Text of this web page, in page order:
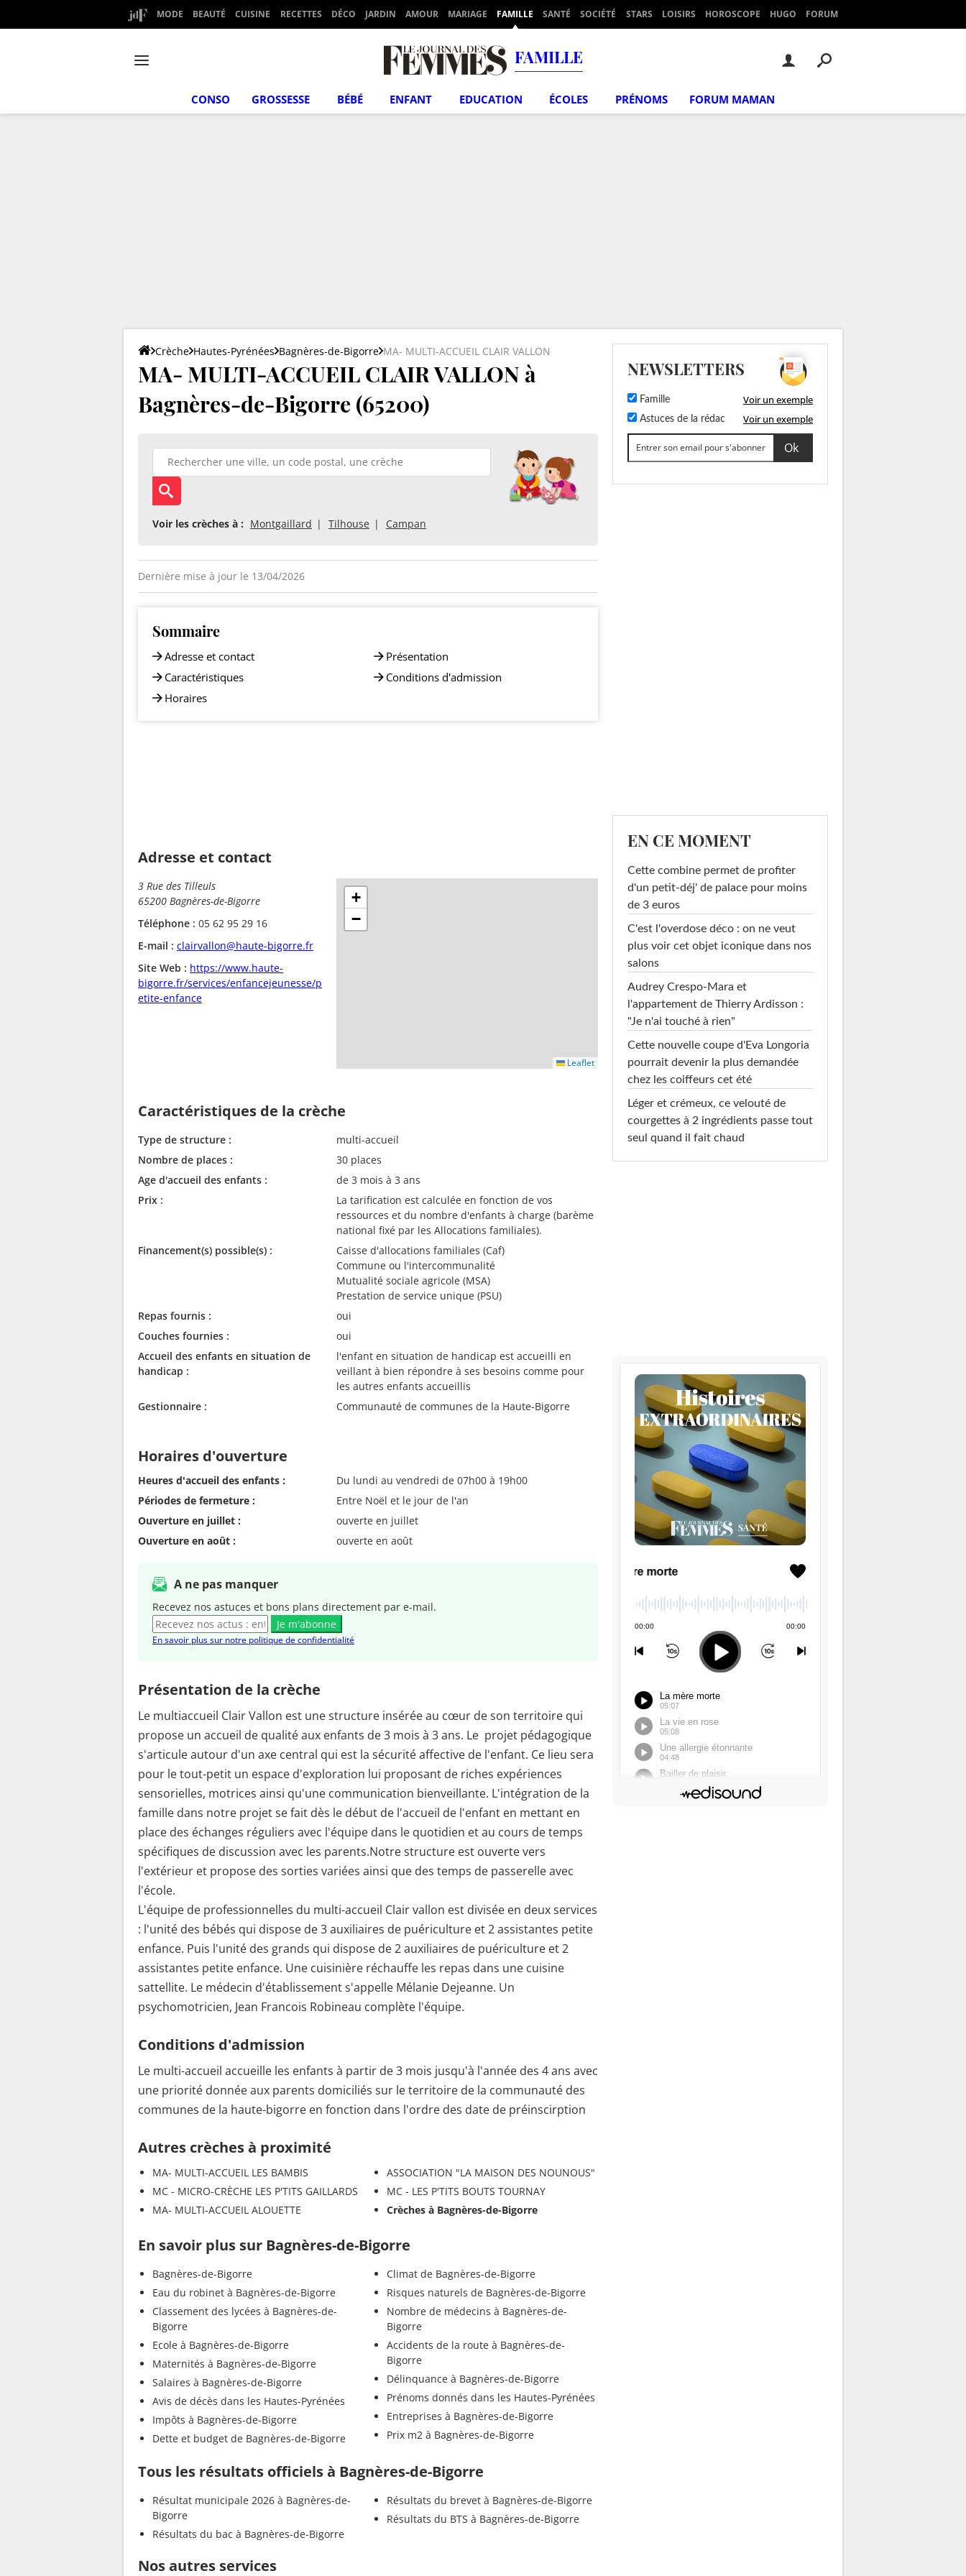
MODE BEAUTÉ CUISINE RECETTES DÉCO JARDIN AMOUR MARIAGE FAMILLE SANTÉ SOCIÉTÉ STARS LOISIRS HOROSCOPE HUGO FORUM
FAMILLE
CONSO GROSSESSE BÉBÉ ENFANT EDUCATION ÉCOLES PRÉNOMS FORUM MAMAN
Crèche Hautes-Pyrénées Bagnères-de-Bigorre MA- MULTI-ACCUEIL CLAIR VALLON
MA- MULTI-ACCUEIL CLAIR VALLON à
Bagnères-de-Bigorre (65200)
Voir les crèches à : Montgaillard Tilhouse Campan
Dernière mise à jour le 13/04/2026
Sommaire
Adresse et contact
Caractéristiques
Horaires
Présentation
Conditions d'admission
Adresse et contact
3 Rue des Tilleuls
65200 Bagnères-de-Bigorre
Téléphone : 05 62 95 29 16
E-mail : clairvallon@haute-bigorre.fr
Site Web : https://www.haute-
bigorre.fr/services/enfancejeunesse/p
etite-enfance
+
−
Leaflet
Caractéristiques de la crèche
Type de structure :
multi-accueil
Nombre de places :
30 places
Age d'accueil des enfants :
de 3 mois à 3 ans
Prix :
La tarification est calculée en fonction de vos
ressources et du nombre d'enfants à charge (barème
national fixé par les Allocations familiales).
Financement(s) possible(s) :
Caisse d'allocations familiales (Caf)
Commune ou l'intercommunalité
Mutualité sociale agricole (MSA)
Prestation de service unique (PSU)
Repas fournis :
oui
Couches fournies :
oui
Accueil des enfants en situation de
handicap :
l'enfant en situation de handicap est accueilli en
veillant à bien répondre à ses besoins comme pour
les autres enfants accueillis
Gestionnaire :
Communauté de communes de la Haute-Bigorre
Horaires d'ouverture
Heures d'accueil des enfants :
Du lundi au vendredi de 07h00 à 19h00
Périodes de fermeture :
Entre Noël et le jour de l'an
Ouverture en juillet :
ouverte en juillet
Ouverture en août :
ouverte en août
A ne pas manquer
Recevez nos astuces et bons plans directement par e-mail.
Je m'abonne
En savoir plus sur notre politique de confidentialité
Présentation de la crèche
Le multiaccueil Clair Vallon est une structure insérée au cœur de son territoire qui
propose un accueil de qualité aux enfants de 3 mois à 3 ans. Le projet pédagogique
s'articule autour d'un axe central qui est la sécurité affective de l'enfant. Ce lieu sera
pour le tout-petit un espace d'exploration lui proposant de riches expériences
sensorielles, motrices ainsi qu'une communication bienveillante. L'intégration de la
famille dans notre projet se fait dès le début de l'accueil de l'enfant en mettant en
place des échanges réguliers avec l'équipe dans le quotidien et au cours de temps
spécifiques de discussion avec les parents.Notre structure est ouverte vers
l'extérieur et propose des sorties variées ainsi que des temps de passerelle avec
l'école.
L'équipe de professionnelles du multi-accueil Clair vallon est divisée en deux services
: l'unité des bébés qui dispose de 3 auxiliaires de puériculture et 2 assistantes petite
enfance. Puis l'unité des grands qui dispose de 2 auxiliaires de puériculture et 2
assistantes petite enfance. Une cuisinière réchauffe les repas dans une cuisine
sattellite. Le médecin d'établissement s'appelle Mélanie Dejeanne. Un
psychomotricien, Jean Francois Robineau complète l'équipe.
Conditions d'admission
Le multi-accueil accueille les enfants à partir de 3 mois jusqu'à l'année des 4 ans avec
une priorité donnée aux parents domiciliés sur le territoire de la communauté des
communes de la haute-bigorre en fonction dans l'ordre des date de préinscirption
Autres crèches à proximité
MA- MULTI-ACCUEIL LES BAMBIS
MC - MICRO-CRÈCHE LES P'TITS GAILLARDS
MA- MULTI-ACCUEIL ALOUETTE
ASSOCIATION "LA MAISON DES NOUNOUS"
MC - LES P'TITS BOUTS TOURNAY
Crèches à Bagnères-de-Bigorre
En savoir plus sur Bagnères-de-Bigorre
Bagnères-de-Bigorre
Eau du robinet à Bagnères-de-Bigorre
Classement des lycées à Bagnères-de-
Bigorre
Ecole à Bagnères-de-Bigorre
Maternités à Bagnères-de-Bigorre
Salaires à Bagnères-de-Bigorre
Avis de décès dans les Hautes-Pyrénées
Impôts à Bagnères-de-Bigorre
Dette et budget de Bagnères-de-Bigorre
Climat de Bagnères-de-Bigorre
Risques naturels de Bagnères-de-Bigorre
Nombre de médecins à Bagnères-de-
Bigorre
Accidents de la route à Bagnères-de-
Bigorre
Délinquance à Bagnères-de-Bigorre
Prénoms donnés dans les Hautes-Pyrénées
Entreprises à Bagnères-de-Bigorre
Prix m2 à Bagnères-de-Bigorre
Tous les résultats officiels à Bagnères-de-Bigorre
Résultat municipale 2026 à Bagnères-de-
Bigorre
Résultats du bac à Bagnères-de-Bigorre
Résultats du brevet à Bagnères-de-Bigorre
Résultats du BTS à Bagnères-de-Bigorre
Nos autres services
NEWSLETTERS
Famille Voir un exemple
Astuces de la rédac Voir un exemple
EN CE MOMENT
Cette combine permet de profiter
d'un petit-déj' de palace pour moins
de 3 euros
C'est l'overdose déco : on ne veut
plus voir cet objet iconique dans nos
salons
Audrey Crespo-Mara et
l'appartement de Thierry Ardisson :
"Je n'ai touché à rien"
Cette nouvelle coupe d'Eva Longoria
pourrait devenir la plus demandée
chez les coiffeurs cet été
Léger et crémeux, ce velouté de
courgettes à 2 ingrédients passe tout
seul quand il fait chaud